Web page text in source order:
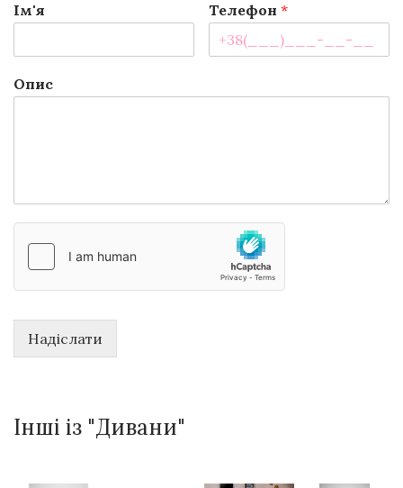
Ім'я Телефон*
Опис
Надіслати
Інші із "Дивани"